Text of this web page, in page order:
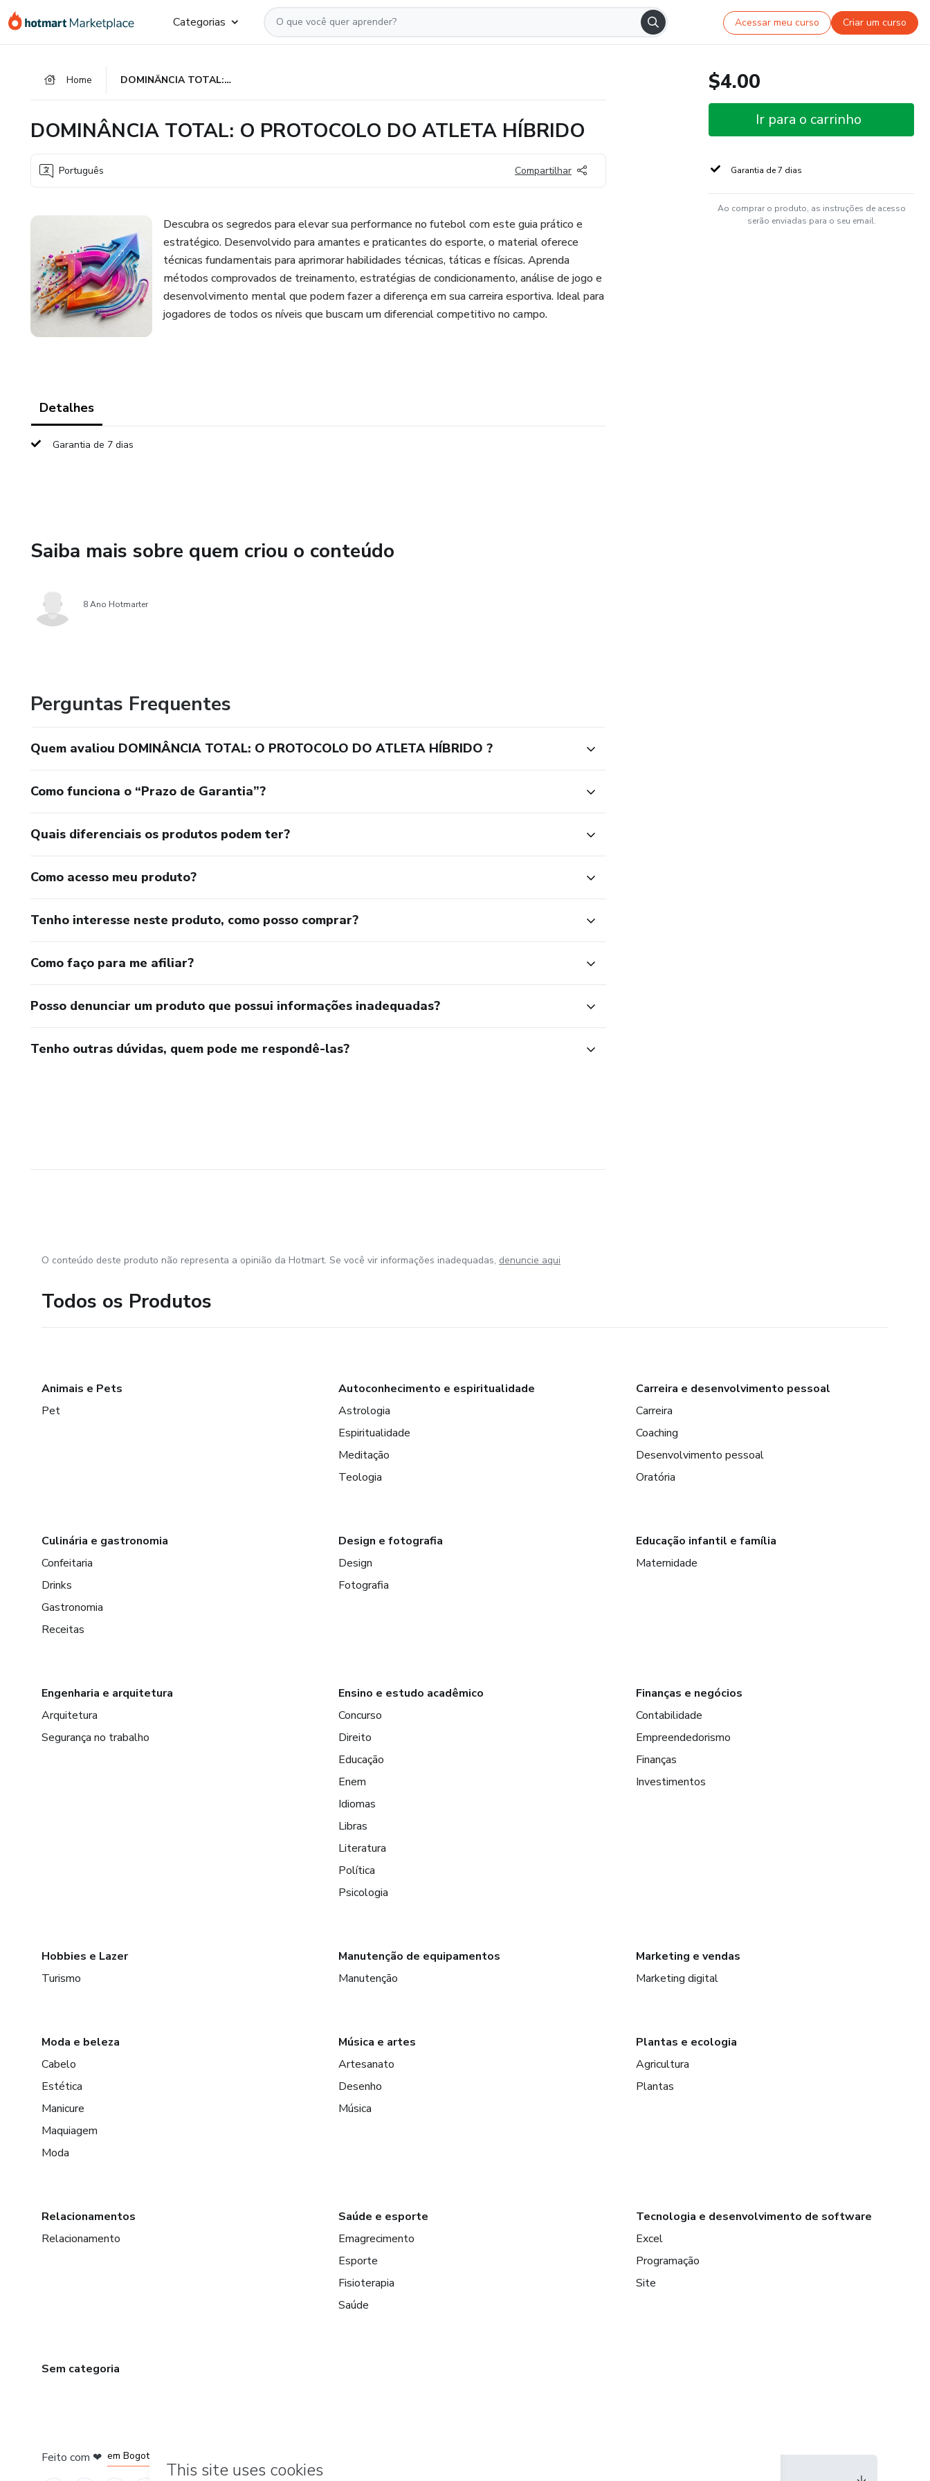
para
para
para
Categorias Acessar meu curso Criar um curso
Home DOMINÂNCIA TOTAL: O PROTOCOLO DO ATLETA HÍBRIDO
DOMINÂNCIA TOTAL: O PROTOCOLO DO ATLETA HÍBRIDO
Português Compartilhar
Descubra os segredos para elevar sua performance no futebol com este guia prático e
estratégico. Desenvolvido para amantes e praticantes do esporte, o material oferece
técnicas fundamentais para aprimorar habilidades técnicas, táticas e físicas. Aprenda
métodos comprovados de treinamento, estratégias de condicionamento, análise de jogo e
desenvolvimento mental que podem fazer a diferença em sua carreira esportiva. Ideal para
jogadores de todos os níveis que buscam um diferencial competitivo no campo.
Detalhes
Garantia de 7 dias
Saiba mais sobre quem criou o conteúdo
8 Ano Hotmarter
Perguntas Frequentes
Quem avaliou DOMINÂNCIA TOTAL: O PROTOCOLO DO ATLETA HÍBRIDO ?
Como funciona o “Prazo de Garantia”?
Quais diferenciais os produtos podem ter?
Como acesso meu produto?
Tenho interesse neste produto, como posso comprar?
Como faço para me afiliar?
Posso denunciar um produto que possui informações inadequadas?
Tenho outras dúvidas, quem pode me respondê-las?
$4.00
Ir para o carrinho
Garantia de 7 dias
Ao comprar o produto, as instruções de acesso
serão enviadas para o seu email.
O conteúdo deste produto não representa a opinião da Hotmart. Se você vir informações inadequadas, denuncie aqui
Todos os Produtos
Animais e Pets
Pet
Autoconhecimento e espiritualidade
Astrologia
Espiritualidade
Meditação
Teologia
Carreira e desenvolvimento pessoal
Carreira
Coaching
Desenvolvimento pessoal
Oratória
Culinária e gastronomia
Confeitaria
Drinks
Gastronomia
Receitas
Design e fotografia
Design
Fotografia
Educação infantil e família
Maternidade
Engenharia e arquitetura
Arquitetura
Segurança no trabalho
Ensino e estudo acadêmico
Concurso
Direito
Educação
Enem
Idiomas
Libras
Literatura
Política
Psicologia
Finanças e negócios
Contabilidade
Empreendedorismo
Finanças
Investimentos
Hobbies e Lazer
Turismo
Manutenção de equipamentos
Manutenção
Marketing e vendas
Marketing digital
Moda e beleza
Cabelo
Estética
Manicure
Maquiagem
Moda
Música e artes
Artesanato
Desenho
Música
Plantas e ecologia
Agricultura
Plantas
Relacionamentos
Relacionamento
Saúde e esporte
Emagrecimento
Esporte
Fisioterapia
Saúde
Tecnologia e desenvolvimento de software
Excel
Programação
Site
Sem categoria
Feito com ❤
em Belo Horizonte
na Cidade do México
em Bogotá